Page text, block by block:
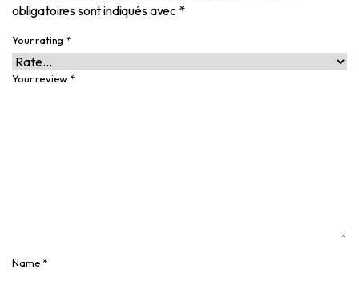
obligatoires sont indiqués avec *
Your rating *
Your review *
Name *